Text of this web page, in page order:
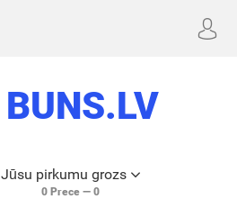
BUNS.LV
Jūsu pirkumu grozs
0Prece — 0